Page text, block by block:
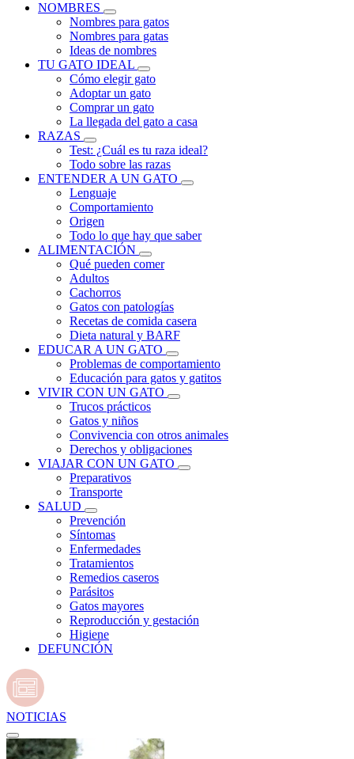
NOMBRES
Nombres para gatos
Nombres para gatas
Ideas de nombres
TU GATO IDEAL
Cómo elegir gato
Adoptar un gato
Comprar un gato
La llegada del gato a casa
RAZAS
Test: ¿Cuál es tu raza ideal?
Todo sobre las razas
ENTENDER A UN GATO
Lenguaje
Comportamiento
Origen
Todo lo que hay que saber
ALIMENTACIÓN
Qué pueden comer
Adultos
Cachorros
Gatos con patologías
Recetas de comida casera
Dieta natural y BARF
EDUCAR A UN GATO
Problemas de comportamiento
Educación para gatos y gatitos
VIVIR CON UN GATO
Trucos prácticos
Gatos y niños
Convivencia con otros animales
Derechos y obligaciones
VIAJAR CON UN GATO
Preparativos
Transporte
SALUD
Prevención
Síntomas
Enfermedades
Tratamientos
Remedios caseros
Parásitos
Gatos mayores
Reproducción y gestación
Higiene
DEFUNCIÓN
NOTICIAS